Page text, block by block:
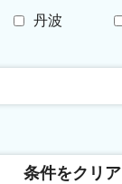
丹波
条件をクリア